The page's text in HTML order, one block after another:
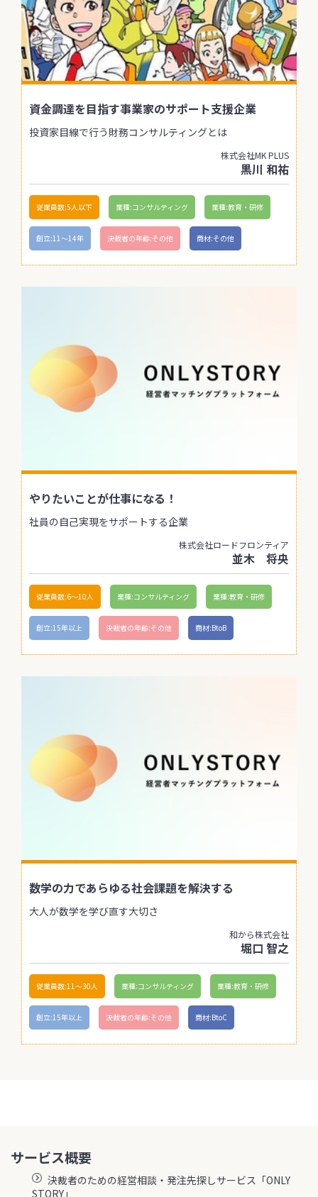
資金調達を目指す事業家のサポート支援企業
投資家目線で行う財務コンサルティングとは
株式会社MK PLUS
黒川 和祐
従業員数:5人以下 業種:コンサルティング 業種:教育・研修
創立:11〜14年 決裁者の年齢:その他 商材:その他
やりたいことが仕事になる！
社員の自己実現をサポートする企業
株式会社ロードフロンティア
並木 将央
従業員数:6～10人 業種:コンサルティング 業種:教育・研修
創立:15年以上 決裁者の年齢:その他 商材:BtoB
数学の力であらゆる社会課題を解決する
大人が数学を学び直す大切さ
和から株式会社
堀口 智之
従業員数:11〜30人 業種:コンサルティング 業種:教育・研修
創立:15年以上 決裁者の年齢:その他 商材:BtoC
サービス概要
決裁者のための経営相談・発注先探しサービス「ONLY
STORY」